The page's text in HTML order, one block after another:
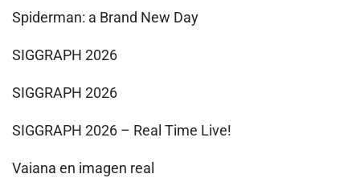
Spiderman: a Brand New Day
SIGGRAPH 2026
SIGGRAPH 2026
SIGGRAPH 2026 – Real Time Live!
Vaiana en imagen real